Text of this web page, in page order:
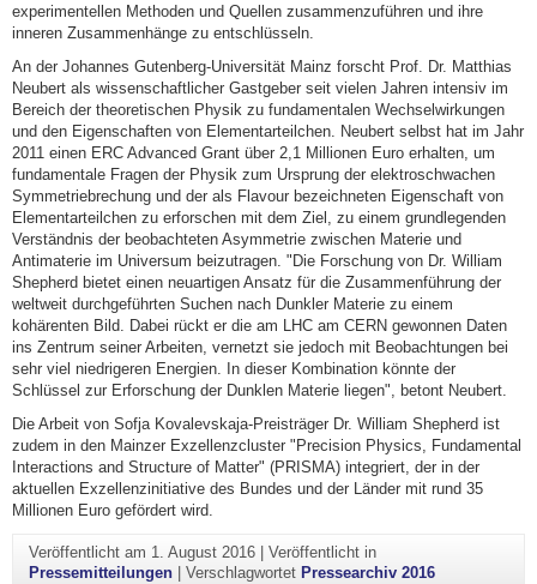
experimentellen Methoden und Quellen zusammenzuführen und ihre
inneren Zusammenhänge zu entschlüsseln.
An der Johannes Gutenberg-Universität Mainz forscht Prof. Dr. Matthias
Neubert als wissenschaftlicher Gastgeber seit vielen Jahren intensiv im
Bereich der theoretischen Physik zu fundamentalen Wechselwirkungen
und den Eigenschaften von Elementarteilchen. Neubert selbst hat im Jahr
2011 einen ERC Advanced Grant über 2,1 Millionen Euro erhalten, um
fundamentale Fragen der Physik zum Ursprung der elektroschwachen
Symmetriebrechung und der als Flavour bezeichneten Eigenschaft von
Elementarteilchen zu erforschen mit dem Ziel, zu einem grundlegenden
Verständnis der beobachteten Asymmetrie zwischen Materie und
Antimaterie im Universum beizutragen. "Die Forschung von Dr. William
Shepherd bietet einen neuartigen Ansatz für die Zusammenführung der
weltweit durchgeführten Suchen nach Dunkler Materie zu einem
kohärenten Bild. Dabei rückt er die am LHC am CERN gewonnen Daten
ins Zentrum seiner Arbeiten, vernetzt sie jedoch mit Beobachtungen bei
sehr viel niedrigeren Energien. In dieser Kombination könnte der
Schlüssel zur Erforschung der Dunklen Materie liegen", betont Neubert.
Die Arbeit von Sofja Kovalevskaja-Preisträger Dr. William Shepherd ist
zudem in den Mainzer Exzellenzcluster "Precision Physics, Fundamental
Interactions and Structure of Matter" (PRISMA) integriert, der in der
aktuellen Exzellenzinitiative des Bundes und der Länder mit rund 35
Millionen Euro gefördert wird.
Veröffentlicht am 1. August 2016| Veröffentlicht in
Pressemitteilungen| Verschlagwortet Pressearchiv 2016